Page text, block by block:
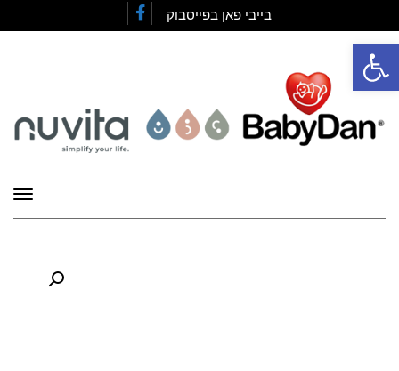
פתח סרגל נגישות
בייבי פאן בפייסבוק
Facebook